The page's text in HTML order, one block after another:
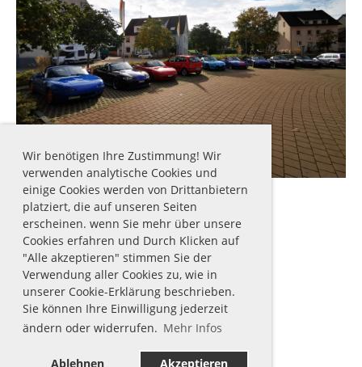
Wir benötigen Ihre Zustimmung! Wir
verwenden analytische Cookies und
einige Cookies werden von Drittanbietern
platziert, die auf unseren Seiten
erscheinen. wenn Sie mehr über unsere
Cookies erfahren und Durch Klicken auf
"Alle akzeptieren" stimmen Sie der
Verwendung aller Cookies zu, wie in
unserer Cookie-Erklärung beschrieben.
Sie können Ihre Einwilligung jederzeit
ändern oder widerrufen. Mehr Infos
Ablehnen Akzeptieren
© 2026 mx-5-team.ch Datenschutz